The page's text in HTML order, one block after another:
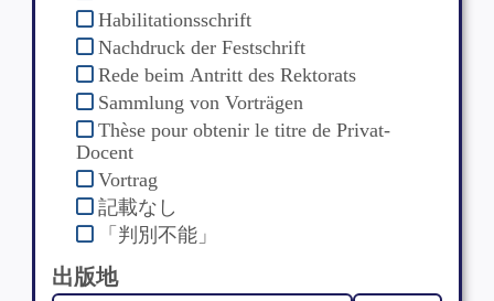
Habilitationsschrift
Nachdruck der Festschrift
Rede beim Antritt des Rektorats
Sammlung von Vorträgen
Thèse pour obtenir le titre de Privat-
Docent
Vortrag
記載なし
「判別不能」
出版地